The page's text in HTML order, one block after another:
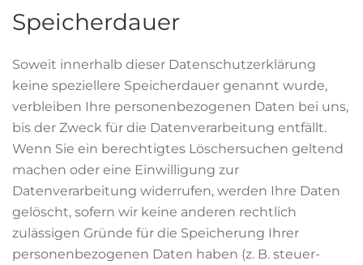
Speicherdauer
Soweit innerhalb dieser Datenschutzerklärung
keine speziellere Speicherdauer genannt wurde,
verbleiben Ihre personenbezogenen Daten bei uns,
bis der Zweck für die Datenverarbeitung entfällt.
Wenn Sie ein berechtigtes Löschersuchen geltend
machen oder eine Einwilligung zur
Datenverarbeitung widerrufen, werden Ihre Daten
gelöscht, sofern wir keine anderen rechtlich
zulässigen Gründe für die Speicherung Ihrer
personenbezogenen Daten haben (z. B. steuer-